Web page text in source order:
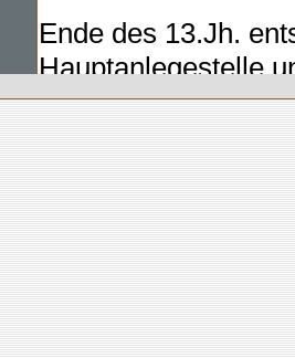
Ende des 13.Jh.
Hauptanlegestelle
Rathaus" und
Börse.
Nach und nach
damit das Zentrum
Hamburgs, am
Cremonund der
Deichstraße aus.